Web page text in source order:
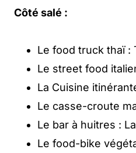
Côté salé :
Le food truck thaï :
Le street food
La Cuisine
Le casse-croute
Le bar à huitres :
Le food-bike